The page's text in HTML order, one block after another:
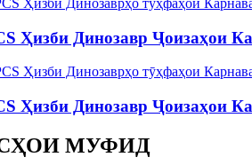
Ҳизби Динозавр Ҷоизаҳои
Ҳизби Динозавр Ҷоизаҳои
МУФИД